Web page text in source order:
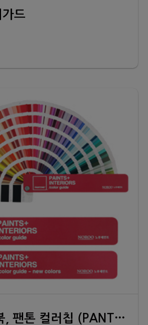
드
팬톤 컬러북, 팬톤 컬러칩 (PANTONE Paints+Interiors color guide book, color chip)